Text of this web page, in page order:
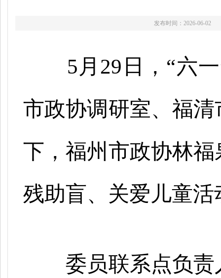
发布时间：2026-06-02
5月29日，“六
市政协调研室、福
下，福州市政协林
残助盲、关爱儿童活
委员联系点负